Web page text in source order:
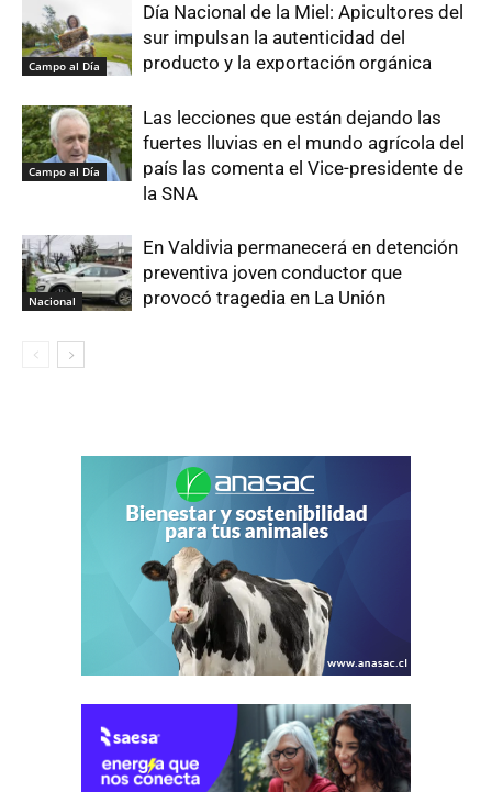
Campo al Día
Día Nacional de la Miel: Apicultores del
sur impulsan la autenticidad del
producto y la exportación orgánica
Campo al Día
Las lecciones que están dejando las
fuertes lluvias en el mundo agrícola del
país las comenta el Vice-presidente de
la SNA
Nacional
En Valdivia permanecerá en detención
preventiva joven conductor que
provocó tragedia en La Unión